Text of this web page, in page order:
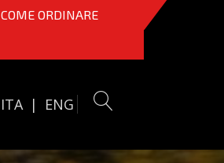
COME ORDINARE
ITA | ENG